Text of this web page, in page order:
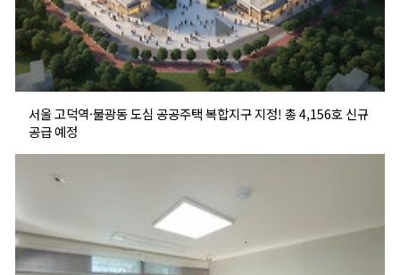
서울 고덕역·불광동 도심 공공주택 복합지구 지정! 총 4,156호 신규
공급 예정